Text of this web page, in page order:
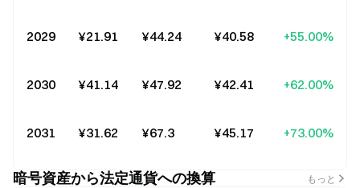
2029 ¥21.91 ¥44.24 ¥40.58 +55.00%
2030 ¥41.14 ¥47.92 ¥42.41 +62.00%
2031 ¥31.62 ¥67.3 ¥45.17 +73.00%
暗号資産から法定通貨への換算 もっと